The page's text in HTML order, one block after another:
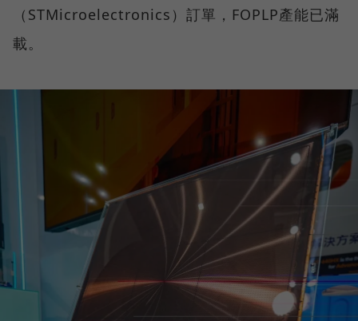
（STMicroelectronics）訂單，FOPLP產能已滿
載。